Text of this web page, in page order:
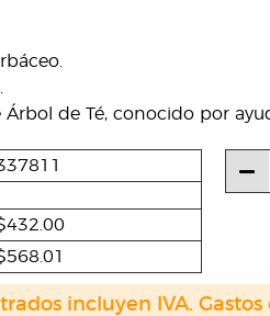
de Té, conocido por
incluyen IVA.